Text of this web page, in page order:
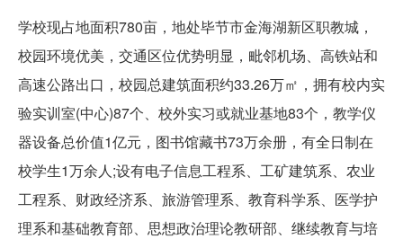
学校现占地面积780亩，地处毕节市金海湖新区职教城，
校园环境优美，交通区位优势明显，毗邻机场、高铁站和
高速公路出口，校园总建筑面积约33.26万㎡，拥有校内实
验实训室(中心)87个、校外实习或就业基地83个，教学仪
器设备总价值1亿元，图书馆藏书73万余册，有全日制在
校学生1万余人;设有电子信息工程系、工矿建筑系、农业
工程系、财政经济系、旅游管理系、教育科学系、医学护
理系和基础教育部、思想政治理论教研部、继续教育与培